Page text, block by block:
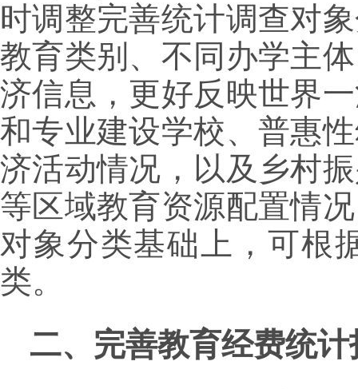
时调整完善统计调查对
教育类别、不同办学主
济信息，更好反映世界
和专业建设学校、普惠
济活动情况，以及乡村
等区域教育资源配置情
对象分类基础上，可根
类。
二、完善教育经费统计